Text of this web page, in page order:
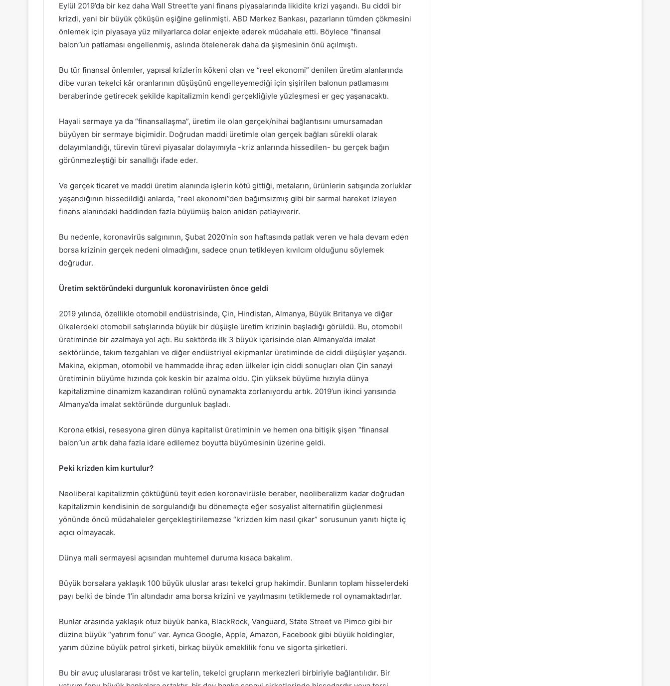
Eylül 2019’da bir kez daha Wall Street’te yani finans piyasalarında likidite krizi yaşandı. Bu ciddi bir
krizdi, yeni bir büyük çöküşün eşiğine gelinmişti. ABD Merkez Bankası, pazarların tümden çökmesini
önlemek için piyasaya yüz milyarlarca dolar enjekte ederek müdahale etti. Böylece “finansal
balon”un patlaması engellenmiş, aslında ötelenerek daha da şişmesinin önü açılmıştı.
Bu tür finansal önlemler, yapısal krizlerin kökeni olan ve “reel ekonomi” denilen üretim alanlarında
dibe vuran tekelci kâr oranlarının düşüşünü engelleyemediği için şişirilen balonun patlamasını
beraberinde getirecek şekilde kapitalizmin kendi gerçekliğiyle yüzleşmesi er geç yaşanacaktı.
Hayali sermaye ya da “finansallaşma”, üretim ile olan gerçek/nihai bağlantısını umursamadan
büyüyen bir sermaye biçimidir. Doğrudan maddi üretimle olan gerçek bağları sürekli olarak
dolayımlandığı, türevin türevi piyasalar dolayımıyla -kriz anlarında hissedilen- bu gerçek bağın
görünmezleştiği bir sanallığı ifade eder.
Ve gerçek ticaret ve maddi üretim alanında işlerin kötü gittiği, metaların, ürünlerin satışında zorluklar
yaşandığının hissedildiği anlarda, “reel ekonomi”den bağımsızmış gibi bir sarmal hareket izleyen
finans alanındaki haddinden fazla büyümüş balon aniden patlayıverir.
Bu nedenle, koronavirüs salgınının, Şubat 2020’nin son haftasında patlak veren ve hala devam eden
borsa krizinin gerçek nedeni olmadığını, sadece onun tetikleyen kıvılcım olduğunu söylemek
doğrudur.
Üretim sektöründeki durgunluk koronavirüsten önce geldi
2019 yılında, özellikle otomobil endüstrisinde, Çin, Hindistan, Almanya, Büyük Britanya ve diğer
ülkelerdeki otomobil satışlarında büyük bir düşüşle üretim krizinin başladığı görüldü. Bu, otomobil
üretiminde bir azalmaya yol açtı. Bu sektörde ilk 3 büyük içerisinde olan Almanya’da imalat
sektöründe, takım tezgahları ve diğer endüstriyel ekipmanlar üretiminde de ciddi düşüşler yaşandı.
Makina, ekipman, otomobil ve hammadde ihraç eden ülkeler için ciddi sonuçları olan Çin sanayi
üretiminin büyüme hızında çok keskin bir azalma oldu. Çin yüksek büyüme hızıyla dünya
kapitalizmine dinamizm kazandıran rolünü oynamakta zorlanıyordu artık. 2019’un ikinci yarısında
Almanya’da imalat sektöründe durgunluk başladı.
Korona etkisi, resesyona giren dünya kapitalist üretiminin ve hemen ona bitişik şişen “finansal
balon”un artık daha fazla idare edilemez boyutta büyümesinin üzerine geldi.
Peki krizden kim kurtulur?
Neoliberal kapitalizmin çöktüğünü teyit eden koronavirüsle beraber, neoliberalizm kadar doğrudan
kapitalizmin kendisinin de sorgulandığı bu dönemeçte eğer sosyalist alternatifin güçlenmesi
yönünde öncü müdahaleler gerçekleştirilemezse “krizden kim nasıl çıkar” sorusunun yanıtı hiçte iç
açıcı olmayacak.
Dünya mali sermayesi açısından muhtemel duruma kısaca bakalım.
Büyük borsalara yaklaşık 100 büyük uluslar arası tekelci grup hakimdir. Bunların toplam hisselerdeki
payı belki de binde 1’in altındadır ama borsa krizini ve yayılmasını tetiklemede rol oynamaktadırlar.
Bunlar arasında yaklaşık otuz büyük banka, BlackRock, Vanguard, State Street ve Pimco gibi bir
düzine büyük “yatırım fonu” var. Ayrıca Google, Apple, Amazon, Facebook gibi büyük holdingler,
yarım düzine büyük petrol şirketi, birkaç büyük emeklilik fonu ve sigorta şirketleri.
Bu bir avuç uluslararası tröst ve kartelin, tekelci grupların merkezleri birbiriyle bağlantılıdır. Bir